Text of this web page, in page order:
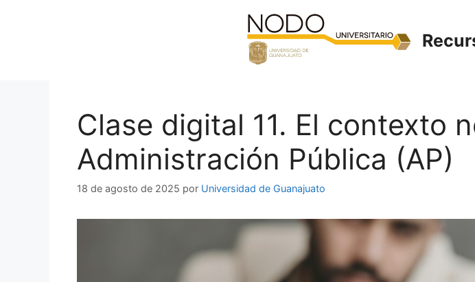
Clase digital 11. El contexto
Administración Pública (AP)
18 de agosto de 2025 por Universidad de Guanajuato